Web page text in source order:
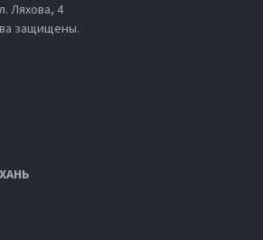
Ляхова, 4
защищены.